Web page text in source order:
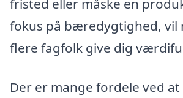
fristed eller måske en
fokus på bæredygtighed, vil
flere fagfolk give dig
Der er mange fordele ved